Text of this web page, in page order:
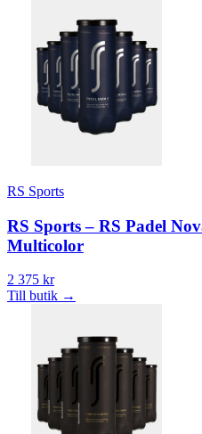
RS Sports
RS Sports – RS Padel
Multicolor
2 375 kr
Till butik →